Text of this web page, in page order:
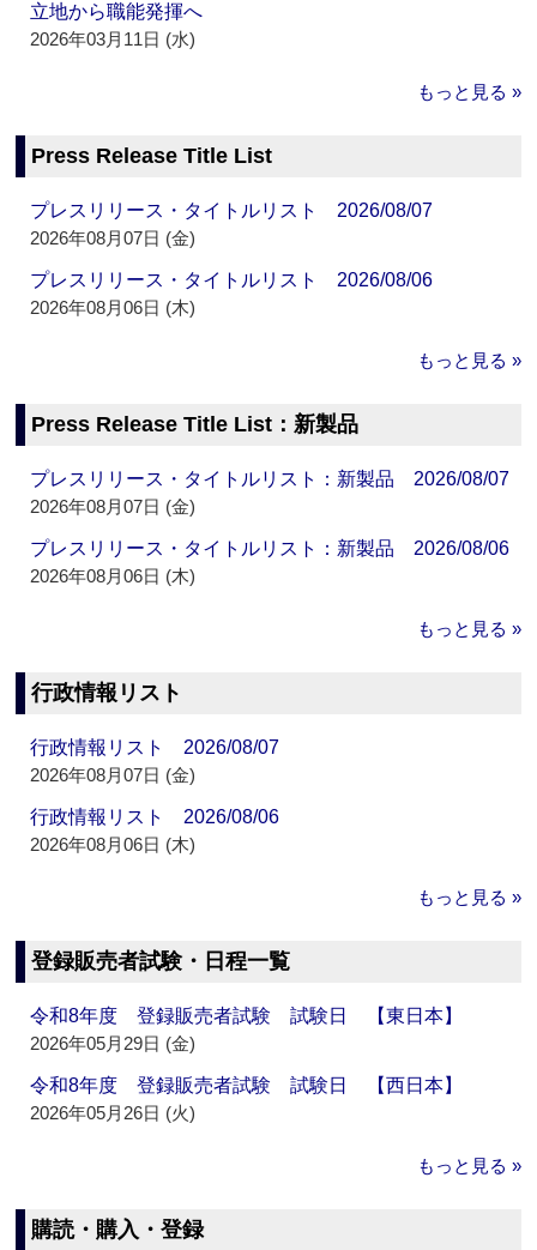
立地から職能発揮へ
2026年03月11日 (水)
もっと見る »
Press Release Title List
プレスリリース・タイトルリスト 2026/08/07
2026年08月07日 (金)
プレスリリース・タイトルリスト 2026/08/06
2026年08月06日 (木)
もっと見る »
Press Release Title List：新製品
プレスリリース・タイトルリスト：新製品 2026/08/07
2026年08月07日 (金)
プレスリリース・タイトルリスト：新製品 2026/08/06
2026年08月06日 (木)
もっと見る »
行政情報リスト
行政情報リスト 2026/08/07
2026年08月07日 (金)
行政情報リスト 2026/08/06
2026年08月06日 (木)
もっと見る »
登録販売者試験・日程一覧
令和8年度 登録販売者試験 試験日 【東日本】
2026年05月29日 (金)
令和8年度 登録販売者試験 試験日 【西日本】
2026年05月26日 (火)
もっと見る »
購読・購入・登録